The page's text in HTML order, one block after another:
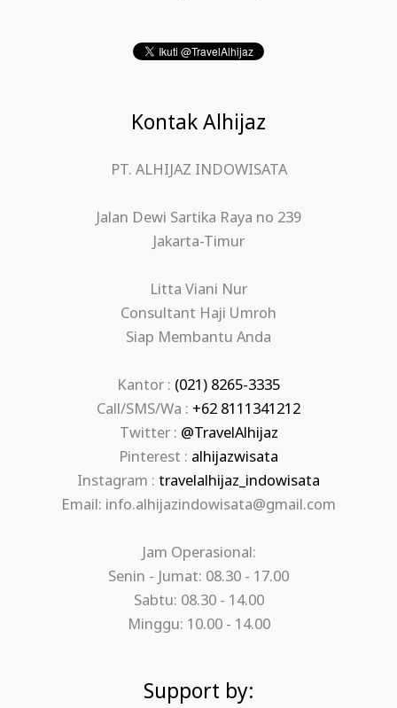
Kontak Alhijaz
PT. ALHIJAZ INDOWISATA
Jalan Dewi Sartika Raya no 239
Jakarta-Timur
Litta Viani Nur
Consultant Haji Umroh
Siap Membantu Anda
Kantor : (021) 8265-3335
Call/SMS/Wa : +62 8111341212
Twitter : @TravelAlhijaz
Pinterest : alhijazwisata
Instagram : travelalhijaz_indowisata
Email: info.alhijazindowisata@gmail.com
Jam Operasional:
Senin - Jumat: 08.30 - 17.00
Sabtu: 08.30 - 14.00
Minggu: 10.00 - 14.00
Support by: